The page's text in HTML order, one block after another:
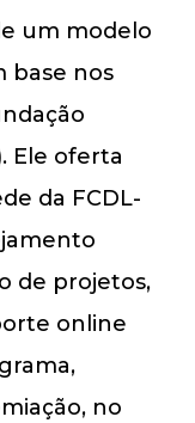
um modelo
base nos
Ele oferta
da FCDL-
de projetos,
online
no